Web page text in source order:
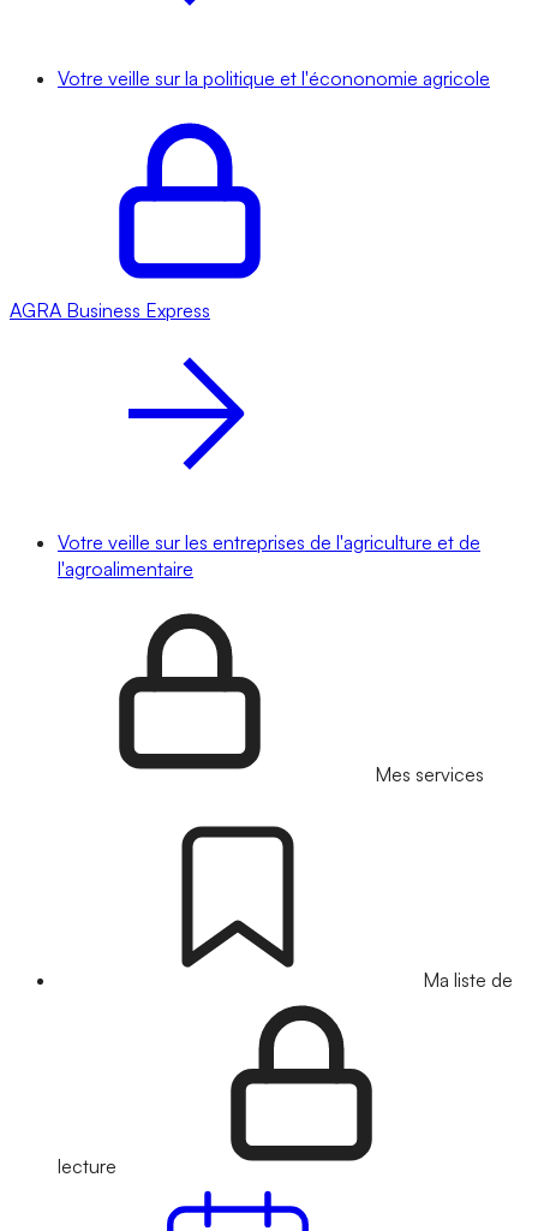
Votre veille sur la politique et l'écononomie agricole
AGRA Business Express
Votre veille sur les entreprises de l'agriculture et de
l'agroalimentaire
Mes services
Ma liste de
lecture